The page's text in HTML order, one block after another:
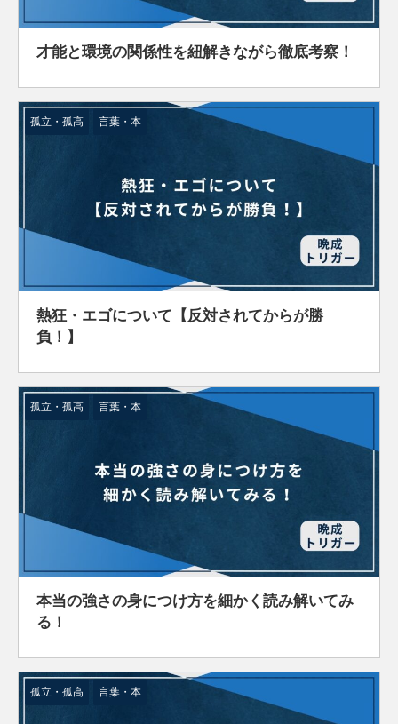
才能と環境の関係性を紐解きながら徹底考察！
孤立・孤高 言葉・本
熱狂・エゴについて【反対されてからが勝
負！】
孤立・孤高 言葉・本
本当の強さの身につけ方を細かく読み解いてみ
る！
孤立・孤高 言葉・本